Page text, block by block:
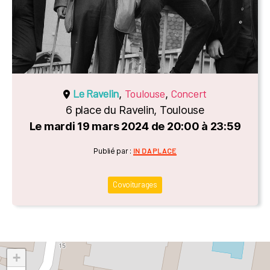
Le Ravelin, Toulouse, Concert
6 place du Ravelin, Toulouse
Le mardi 19 mars 2024 de 20:00 à 23:59
Catégories
Publié par : IN DA PLACE
Covoiturages
+